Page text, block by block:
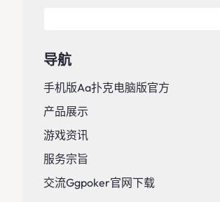
导航
手机版aa扑克电脑版官方
产品展示
游戏资讯
服务宗旨
交流ggpoker官网下载